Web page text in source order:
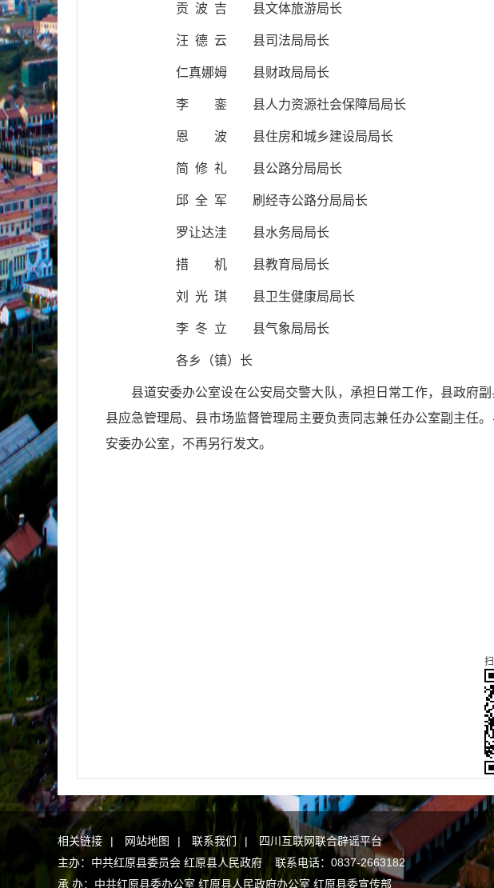
贡 波 吉 县文体旅游局长
汪 德 云 县司法局局长
仁真娜姆 县财政局局长
李 銮 县人力资源社会保障局局长
恩 波 县住房和城乡建设局局长
简 修 礼 县公路分局局长
邱 全 军 刷经寺公路分局局长
罗让达洼 县水务局局长
措 机 县教育局局长
刘 光 琪 县卫生健康局局长
李 冬 立 县气象局局长
各乡（镇）长
县道安委办公室设在公安局交警大队，承担日常工作，县政府
县应急管理局、县市场监督管理局主要负责同志兼任办公室副主任
安委办公室，不再另行发文。
相关链接 | 网站地图 | 联系我们 |
四川互联网联合辟谣平台
主办：中共红原县委员会 红原县人民政府 联系电话：0837-2663182
承 办：中共红原县委办公室 红原县人民政府办公室 红原县委宣传部